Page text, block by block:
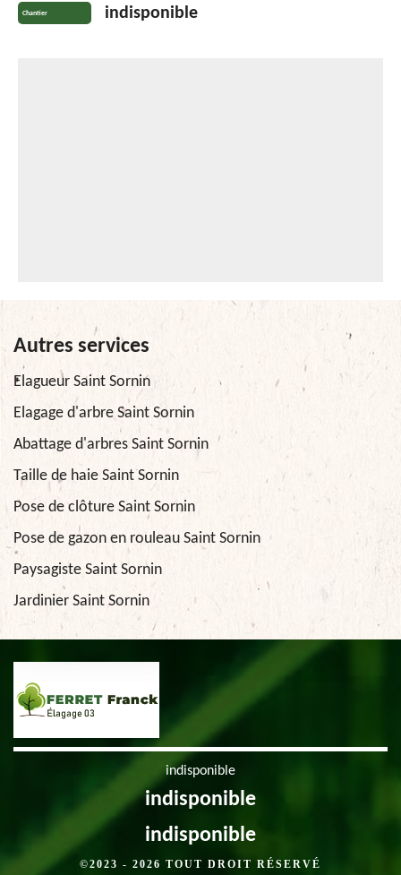
Chantier indisponible
Autres services
Elagueur Saint Sornin
Elagage d'arbre Saint Sornin
Abattage d'arbres Saint Sornin
Taille de haie Saint Sornin
Pose de clôture Saint Sornin
Pose de gazon en rouleau Saint Sornin
Paysagiste Saint Sornin
Jardinier Saint Sornin
indisponible
indisponible
indisponible
©2023 - 2026 TOUT DROIT RÉSERVÉ